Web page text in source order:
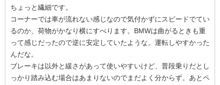
ちょっと繊細です。
コーナーでは車が流れない感じなので気付かずにスピードでてい
るのか、荷物がかなり横にすべります。BMWは曲がるときも重
って感じだったので逆に安定していたような。運転しやすかった
んだな。
ブレーキは以外と緩さがあって使いやすいけど、普段乗りだとし
っかり踏み込む場合はあまりないのでまだよく分からず。あとペ